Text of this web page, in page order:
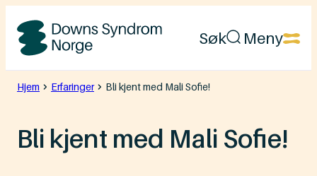
Hopp
Downs
Syndrom
Søk Meny
Hjem Erfaringer Bli kjent med Mali Sofie!
Bli kjent med Mali Sofie!